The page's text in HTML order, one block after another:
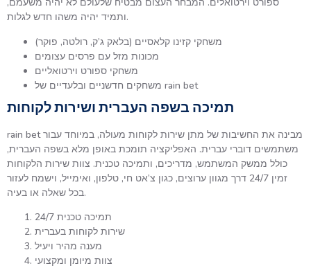
ותמיד יהיה משהו חדש לגלות.
משחקי קזינו קלאסיים (בלאק ג’ק, רולטה, פוקר)
מכונות מזל עם פרסים עצומים
משחקי ספורט וירטואליים
משחקים חדשניים ובלעדיים של rain bet
תמיכה בשפה העברית ושירות לקוחות
rain bet מבינה את החשיבות של מתן שירות לקוחות מעולה, במיוחד עבור
משתמשים דוברי עברית. האפליקציה תומכת באופן מלא בשפה העברית,
כולל ממשק המשתמש, מדריכים, ותמיכה טכנית. צוות שירות הלקוחות
זמין 24/7 דרך מגוון ערוצים, כגון צ’אט חי, טלפון, ואימייל, וישמח לעזור
בכל שאלה או בעיה.
תמיכה טכנית 24/7
שירות לקוחות בעברית
מענה מהיר ויעיל
צוות מיומן ומקצועי